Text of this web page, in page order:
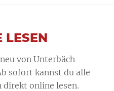
LESEN
von Unterbäch
sofort kannst du alle
direkt online lesen.